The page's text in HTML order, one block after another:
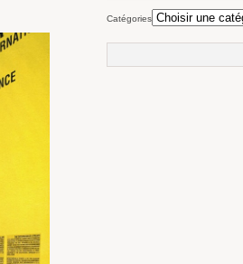
Catégories